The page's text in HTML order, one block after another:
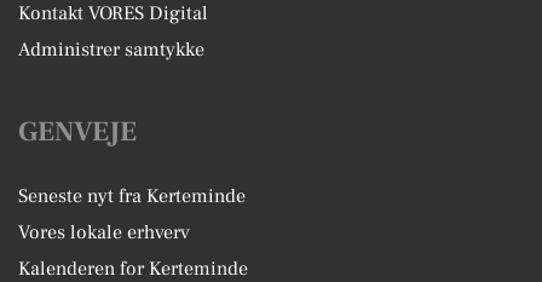
Kontakt VORES Digital
Administrer samtykke
GENVEJE
Seneste nyt fra Kerteminde
Vores lokale erhverv
Kalenderen for Kerteminde